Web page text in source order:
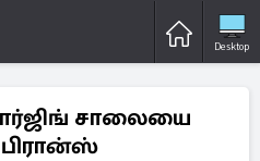
Desktop
சாலையை
பிரான்ஸ்